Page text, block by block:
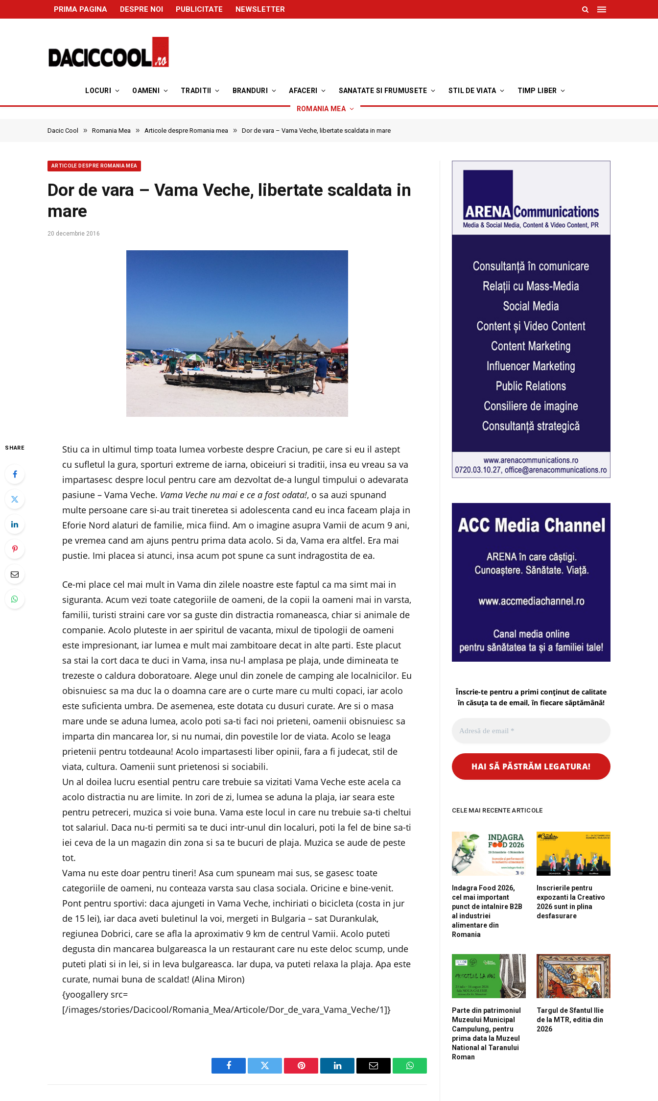
PRIMA PAGINA DESPRE NOI PUBLICITATE NEWSLETTER
LOCURI OAMENI TRADITII BRANDURI AFACERI SANATATE SI FRUMUSETE STIL DE VIATA TIMP LIBER
ROMANIA MEA
Dacic Cool » Romania Mea » Articole despre Romania mea » Dor de vara – Vama Veche, libertate scaldata in mare
ARTICOLE DESPRE ROMANIA MEA
Dor de vara – Vama Veche, libertate scaldata in
mare
20 decembrie 2016
SHARE
Stiu ca in ultimul timp toata lumea vorbeste despre Craciun, pe care si eu il astept
cu sufletul la gura, sporturi extreme de iarna, obiceiuri si traditii, insa eu vreau sa va
impartasesc despre locul pentru care am dezvoltat de-a lungul timpului o adevarata
pasiune – Vama Veche. Vama Veche nu mai e ce a fost odata!, o sa auzi spunand
multe persoane care si-au trait tineretea si adolescenta cand eu inca faceam plaja in
Eforie Nord alaturi de familie, mica fiind. Am o imagine asupra Vamii de acum 9 ani,
pe vremea cand am ajuns pentru prima data acolo. Si da, Vama era altfel. Era mai
pustie. Imi placea si atunci, insa acum pot spune ca sunt indragostita de ea.
Ce-mi place cel mai mult in Vama din zilele noastre este faptul ca ma simt mai in
siguranta. Acum vezi toate categoriile de oameni, de la copii la oameni mai in varsta,
familii, turisti straini care vor sa guste din distractia romaneasca, chiar si animale de
companie. Acolo pluteste in aer spiritul de vacanta, mixul de tipologii de oameni
este impresionant, iar lumea e mult mai zambitoare decat in alte parti. Este placut
sa stai la cort daca te duci in Vama, insa nu-l amplasa pe plaja, unde dimineata te
trezeste o caldura doboratoare. Alege unul din zonele de camping ale localnicilor. Eu
obisnuiesc sa ma duc la o doamna care are o curte mare cu multi copaci, iar acolo
este suficienta umbra. De asemenea, este dotata cu dusuri curate. Are si o masa
mare unde se aduna lumea, acolo poti sa-ti faci noi prieteni, oamenii obisnuiesc sa
imparta din mancarea lor, si nu numai, din povestile lor de viata. Acolo se leaga
prietenii pentru totdeauna! Acolo impartasesti liber opinii, fara a fi judecat, stil de
viata, cultura. Oamenii sunt prietenosi si sociabili.
Un al doilea lucru esential pentru care trebuie sa vizitati Vama Veche este acela ca
acolo distractia nu are limite. In zori de zi, lumea se aduna la plaja, iar seara este
pentru petreceri, muzica si voie buna. Vama este locul in care nu trebuie sa-ti cheltui
tot salariul. Daca nu-ti permiti sa te duci intr-unul din localuri, poti la fel de bine sa-ti
iei ceva de la un magazin din zona si sa te bucuri de plaja. Muzica se aude de peste
tot.
Vama nu este doar pentru tineri! Asa cum spuneam mai sus, se gasesc toate
categoriile de oameni, nu conteaza varsta sau clasa sociala. Oricine e bine-venit.
Pont pentru sportivi: daca ajungeti in Vama Veche, inchiriati o bicicleta (costa in jur
de 15 lei), iar daca aveti buletinul la voi, mergeti in Bulgaria – sat Durankulak,
regiunea Dobrici, care se afla la aproximativ 9 km de centrul Vamii. Acolo puteti
degusta din mancarea bulgareasca la un restaurant care nu este deloc scump, unde
puteti plati si in lei, si in leva bulgareasca. Iar dupa, va puteti relaxa la plaja. Apa este
curate, numai buna de scaldat! (Alina Miron)
{yoogallery src=
[/images/stories/Dacicool/Romania_Mea/Articole/Dor_de_vara_Vama_Veche/1]}
Facebook Twitter Pinterest LinkedIn Email WhatsApp
Înscrie-te pentru a primi conținut de calitate
în căsuța ta de email, în fiecare săptămână!
CELE MAI RECENTE ARTICOLE
Indagra Food 2026,
cel mai important
punct de intalnire B2B
al industriei
alimentare din
Romania
Inscrierile pentru
expozanti la Creativo
2026 sunt in plina
desfasurare
Parte din patrimoniul
Muzeului Municipal
Campulung, pentru
prima data la Muzeul
National al Taranului
Roman
Targul de Sfantul Ilie
de la MTR, editia din
2026